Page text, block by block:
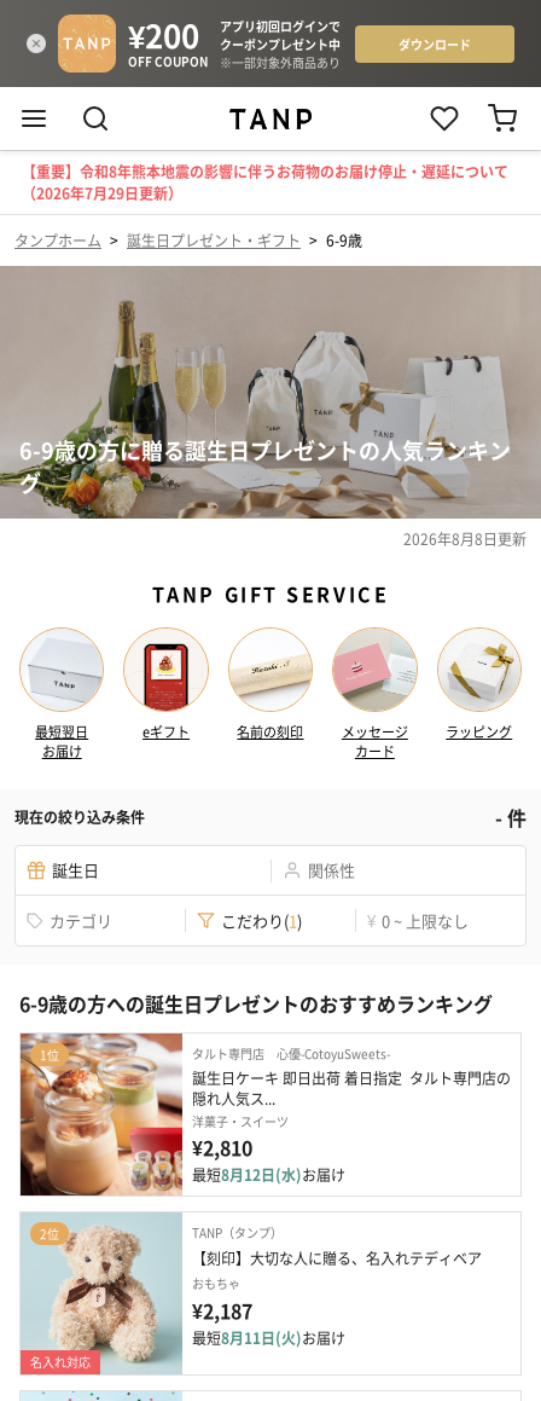
【重要】令和8年熊本地震の影響に伴うお荷物のお届け停止・遅延について
（2026年7月29日更新）
タンプホーム > 誕生日プレゼント・ギフト > 6-9歳
6-9歳の方に贈る誕生日プレゼントの人気ランキン
グ
2026年8月8日更新
TANP GIFT SERVICE
最短翌日
お届け
eギフト 名前の刻印
メッセージ
カード
ラッピング
現在の絞り込み条件 -件
誕生日 関係性
カテゴリ こだわり(1) ¥ 0 ~ 上限なし
6-9歳の方への誕生日プレゼントのおすすめランキング
1位 タルト専門店 心優-CotoyuSweets-
誕生日ケーキ 即日出荷 着日指定  タルト専門店の
隠れ人気ス...
洋菓子・スイーツ
¥2,810
最短8月12日(水)お届け
2位
名入れ対応
TANP（タンプ）
【刻印】大切な人に贈る、名入れテディベア
おもちゃ
¥2,187
最短8月11日(火)お届け